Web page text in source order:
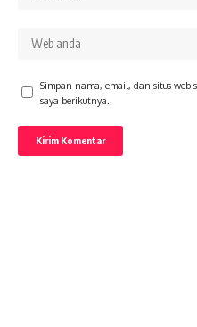
Simpan nama, email, dan situs
saya berikutnya.